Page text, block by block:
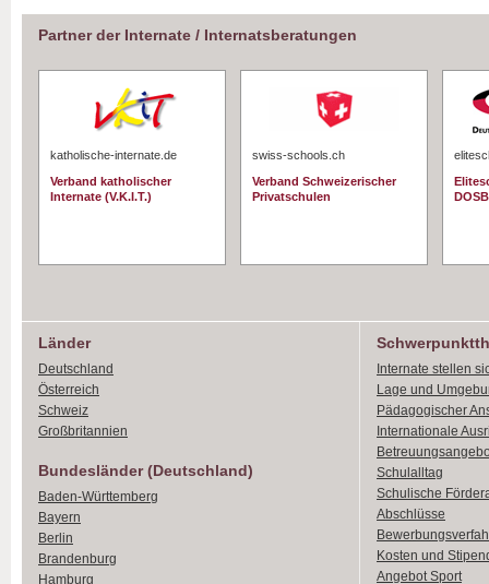
Partner der Internate / Internatsberatungen
katholische-internate.de
Verband katholischer
Internate (V.K.I.T.)
swiss-schools.ch
Verband Schweizerischer
Privatschulen
DOSB
Länder
Deutschland
Österreich
Schweiz
Großbritannien
Bundesländer (Deutschland)
Baden-Württemberg
Bayern
Berlin
Brandenburg
Hamburg
Internate stellen
Lage und
Pädagogischer
Internationale
Schulalltag
Schulische
Abschlüsse
Kosten und
Angebot Sport